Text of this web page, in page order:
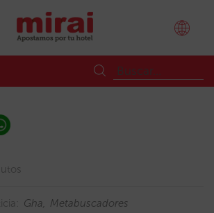
Gha Metabuscadores